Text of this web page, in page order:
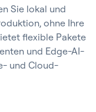
Sie lokal und
ohne Ihre
flexible Pakete
und Edge-AI-
und Cloud-